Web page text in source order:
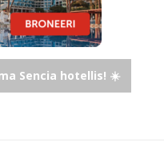
Sencia hotellis! ☀️